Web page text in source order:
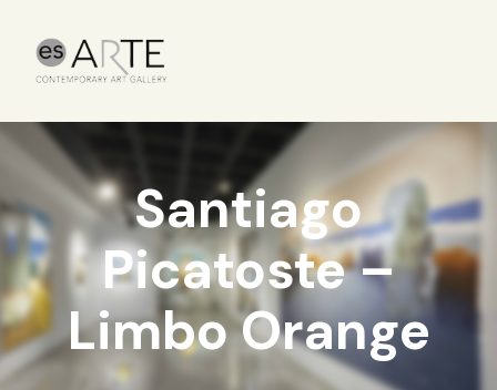
Santiago
Picatoste –
Limbo Orange